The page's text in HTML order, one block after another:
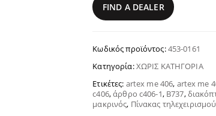
FIND A DEALER
Κωδικός προϊόντος:453-0161
Κατηγορία:ΧΩΡΊΣ ΚΑΤΗΓΟΡΊΑ
Ετικέτες: artex me 406, artex me
c406,άρθρο c406-1, Β737,
μακρινός, Πίνακας τηλεχειρισμού